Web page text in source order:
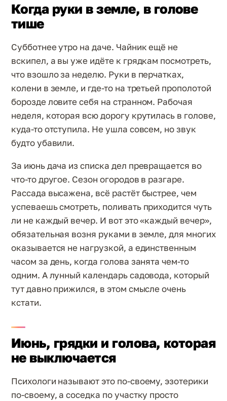
Когда руки в земле, в голове
тише
Субботнее утро на даче. Чайник ещё не
вскипел, а вы уже идёте к грядкам посмотреть,
что взошло за неделю. Руки в перчатках,
колени в земле, и где-то на третьей прополотой
борозде ловите себя на странном. Рабочая
неделя, которая всю дорогу крутилась в голове,
куда-то отступила. Не ушла совсем, но звук
будто убавили.
За июнь дача из списка дел превращается во
что-то другое. Сезон огородов в разгаре.
Рассада высажена, всё растёт быстрее, чем
успеваешь смотреть, поливать приходится чуть
ли не каждый вечер. И вот это «каждый вечер»,
обязательная возня руками в земле, для многих
оказывается не нагрузкой, а единственным
часом за день, когда голова занята чем-то
одним. А лунный календарь садовода, который
тут давно прижился, в этом смысле очень
кстати.
Июнь, грядки и голова, которая
не выключается
Психологи называют это по-своему, эзотерики
по-своему, а соседка по участку просто